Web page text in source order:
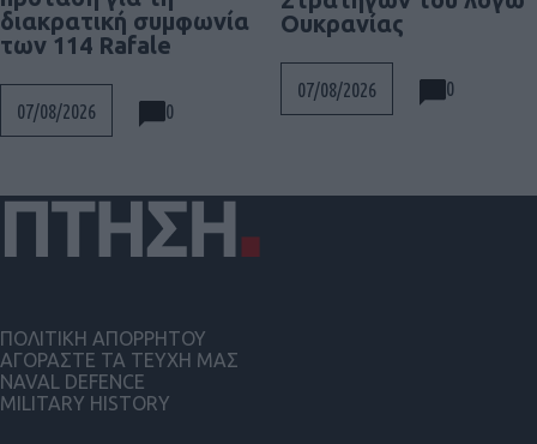
διακρατική συμφωνία
των 114 Rafale
07/08/2026 0
Ουκρανίας
07/08/2026 0
ΠΟΛΙΤΙΚΗ ΑΠΟΡΡΗΤΟΥ
ΑΓΟΡΑΣΤΕ ΤΑ ΤΕΥΧΗ ΜΑΣ
NAVAL DEFENCE
MILITARY HISTORY